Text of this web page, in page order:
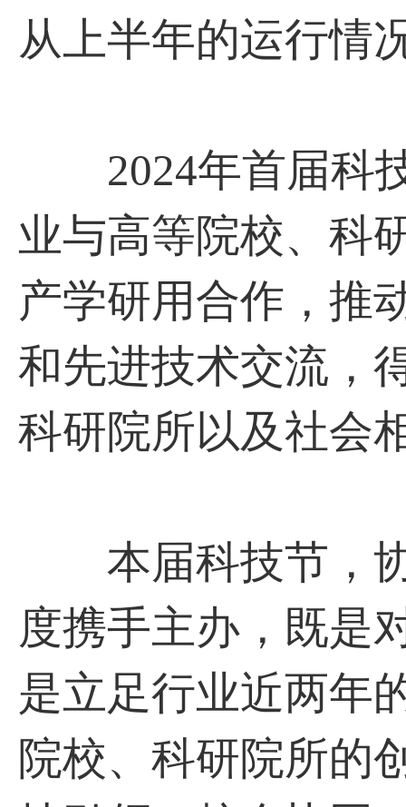
从上半年的运行情
2024年首届科技
业与高等院校、科
产学研用合作，推
和先进技术交流，
科研院所以及社会
本届科技节，协
度携手主办，既是
是立足行业近两年
院校、科研院所的